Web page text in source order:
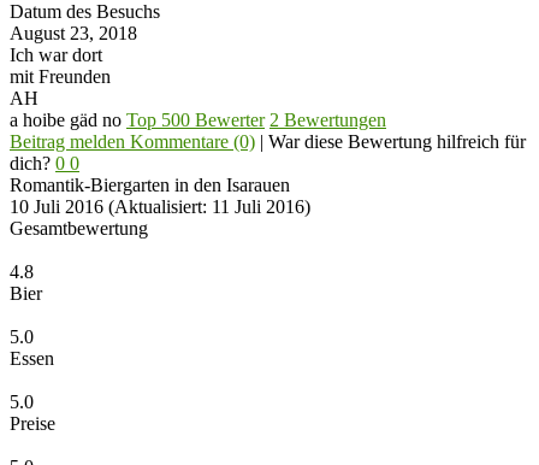
Datum des Besuchs
August 23, 2018
Ich war dort
mit Freunden
AH
a hoibe gäd no Top 500 Bewerter 2 Bewertungen
Beitrag melden Kommentare (0) | War diese Bewertung hilfreich für
dich? 0 0
Romantik-Biergarten in den Isarauen
10 Juli 2016 (Aktualisiert: 11 Juli 2016)
Gesamtbewertung
4.8
Bier
5.0
Essen
5.0
Preise